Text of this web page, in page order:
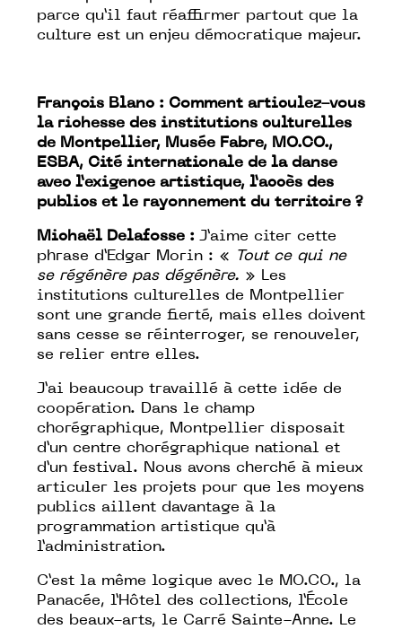
parce qu’il faut réaffirmer partout que la
culture est un enjeu démocratique majeur.
François Blanc : Comment articulez-vous
la richesse des institutions culturelles
de Montpellier, Musée Fabre, MO.CO.,
ESBA, Cité internationale de la danse
avec l’exigence artistique, l’accès des
publics et le rayonnement du territoire ?
Michaël Delafosse : J’aime citer cette
phrase d’Edgar Morin : «
Tout ce qui ne
se régénère pas dégénère. » Les
institutions culturelles de Montpellier
sont une grande fierté, mais elles doivent
sans cesse se réinterroger, se renouveler,
se relier entre elles.
J’ai beaucoup travaillé à cette idée de
coopération. Dans le champ
chorégraphique, Montpellier disposait
d’un centre chorégraphique national et
d’un festival. Nous avons cherché à mieux
articuler les projets pour que les moyens
publics aillent davantage à la
programmation artistique qu’à
l’administration.
C’est la même logique avec le MO.CO., la
Panacée, l’Hôtel des collections, l’École
des beaux-arts, le Carré Sainte-Anne. Le